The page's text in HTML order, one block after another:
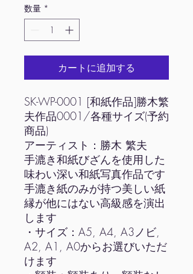
数量 *
カートに追加する
SK-WP-0001 [和紙作品]勝木繁
夫作品0001/各種サイズ(予約
商品)
アーティスト：勝木 繁夫
手漉き和紙びざんを使用した
味わい深い和紙写真作品です
手漉き紙のみが持つ美しい紙
縁が他にはない高級感を演出
します
・サイズ：A5, A4, A3ノビ,
A2, A1, A0からお選びいただ
けます